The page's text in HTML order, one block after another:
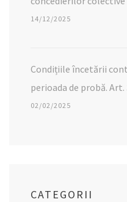
14/12/2025
Condițiile încetării
perioada de probă.
02/02/2025
CATEGORII